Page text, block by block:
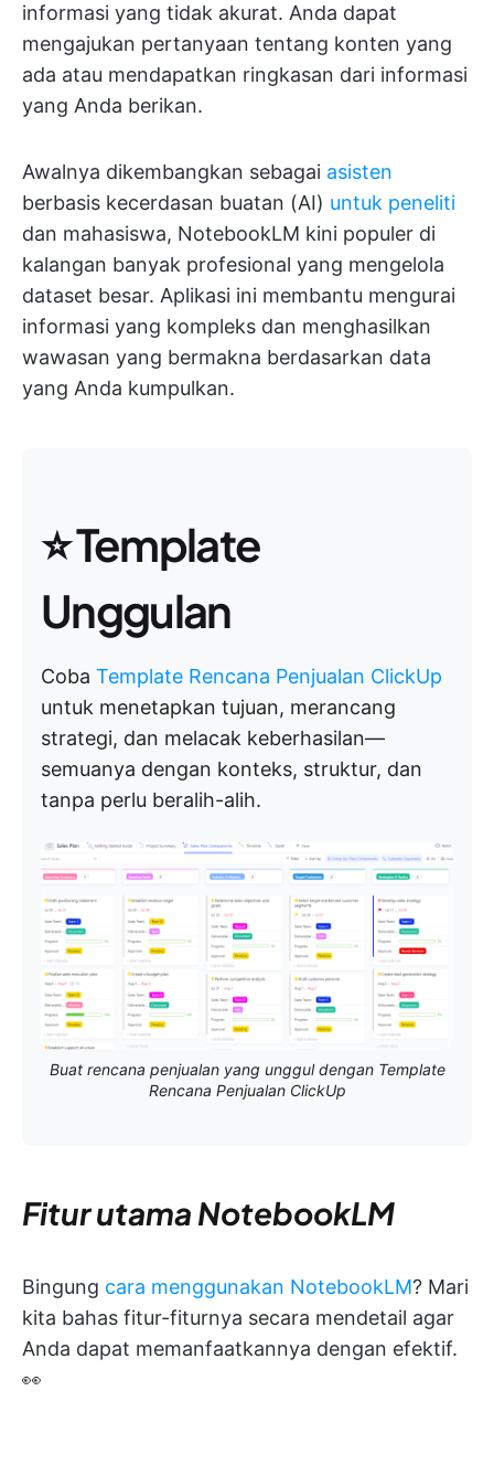
informasi yang tidak akurat. Anda dapat
mengajukan pertanyaan tentang konten yang
ada atau mendapatkan ringkasan dari informasi
yang Anda berikan.
Awalnya dikembangkan sebagai asisten
berbasis kecerdasan buatan (AI) untuk peneliti
dan mahasiswa, NotebookLM kini populer di
kalangan banyak profesional yang mengelola
dataset besar. Aplikasi ini membantu mengurai
informasi yang kompleks dan menghasilkan
wawasan yang bermakna berdasarkan data
yang Anda kumpulkan.
⭐ Template
Unggulan
Coba Template Rencana Penjualan ClickUp
untuk menetapkan tujuan, merancang
strategi, dan melacak keberhasilan—
semuanya dengan konteks, struktur, dan
tanpa perlu beralih-alih.
Buat rencana penjualan yang unggul dengan Template
Rencana Penjualan ClickUp
Fitur utama NotebookLM
Bingung cara menggunakan NotebookLM? Mari
kita bahas fitur-fiturnya secara mendetail agar
Anda dapat memanfaatkannya dengan efektif.
👀